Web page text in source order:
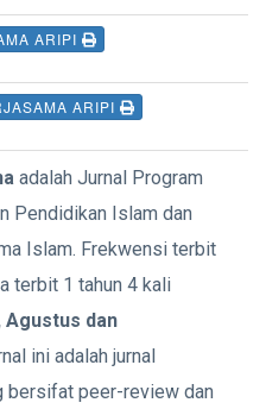
ARIPI
ARIPI
adalah Jurnal Program
Pendidikan Islam dan
Islam. Frekwensi terbit
terbit 1 tahun 4 kali
Agustus dan
ini adalah jurnal
bersifat peer-review dan